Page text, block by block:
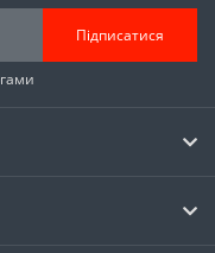
Підписатися